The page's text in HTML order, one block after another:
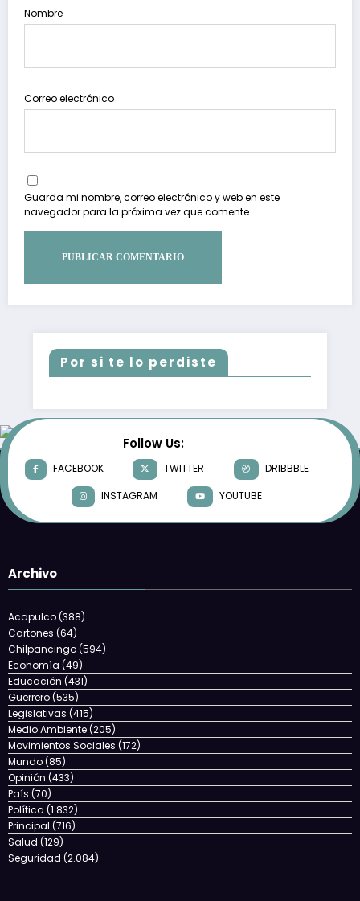
Nombre
Correo electrónico
Guarda mi nombre, correo electrónico y web en este
navegador para la próxima vez que comente.
Por si te lo perdiste
Follow Us:
FACEBOOK TWITTER
DRIBBBLE
INSTAGRAM
YOUTUBE
Archivo
Acapulco(388)
Cartones (64)
Chilpancingo(594)
Economía (49)
Educación (431)
Guerrero(535)
Legislativas (415)
Medio Ambiente(205)
Movimientos Sociales (172)
Mundo(85)
Opinión (433)
País (70)
Política (1.832)
Principal (716)
Salud (129)
Seguridad (2.084)